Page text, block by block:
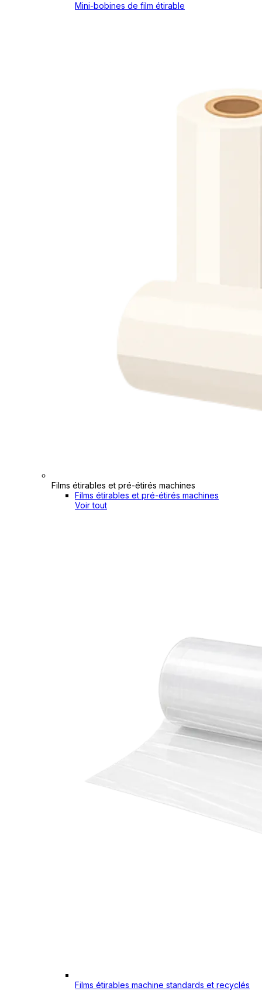
Mini-bobines de film étirable
Films étirables et pré-étirés machines
Films étirables et pré-étirés machines
Voir tout
Films étirables machine standards et recyclés